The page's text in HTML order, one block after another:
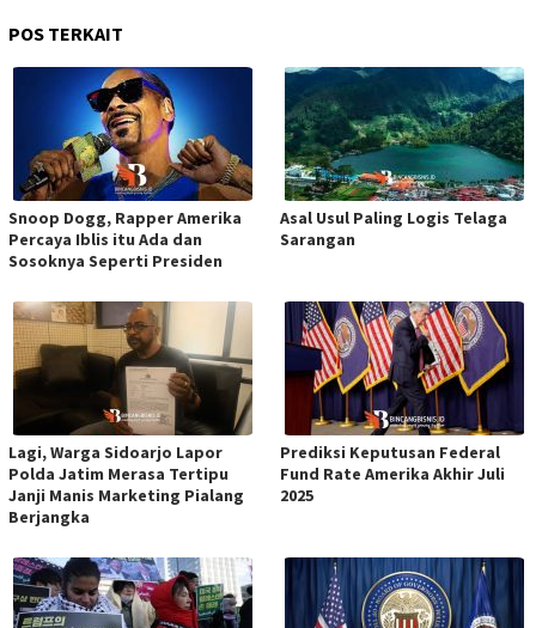
POS TERKAIT
Snoop Dogg, Rapper Amerika
Percaya Iblis itu Ada dan
Sosoknya Seperti Presiden
Asal Usul Paling Logis Telaga
Sarangan
Lagi, Warga Sidoarjo Lapor
Polda Jatim Merasa Tertipu
Janji Manis Marketing Pialang
Berjangka
Prediksi Keputusan Federal
Fund Rate Amerika Akhir Juli
2025